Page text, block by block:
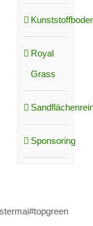
Royal
Grass
Sponsoring